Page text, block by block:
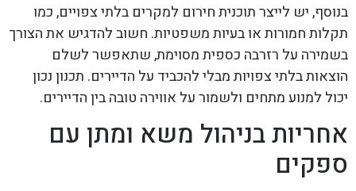
בנוסף, יש לייצר תוכנית חירום למקרים בלתי צפויים, כמו
תקלות חמורות או בעיות משפטיות. חשוב להדגיש את הצורך
בשמירה על רזרבה כספית מסוימת, שתאפשר לשלם
הוצאות בלתי צפויות מבלי להכביד על הדיירים. תכנון נכון
יכול למנוע מתחים ולשמור על אווירה טובה בין הדיירים.
אחריות בניהול משא ומתן עם
ספקים